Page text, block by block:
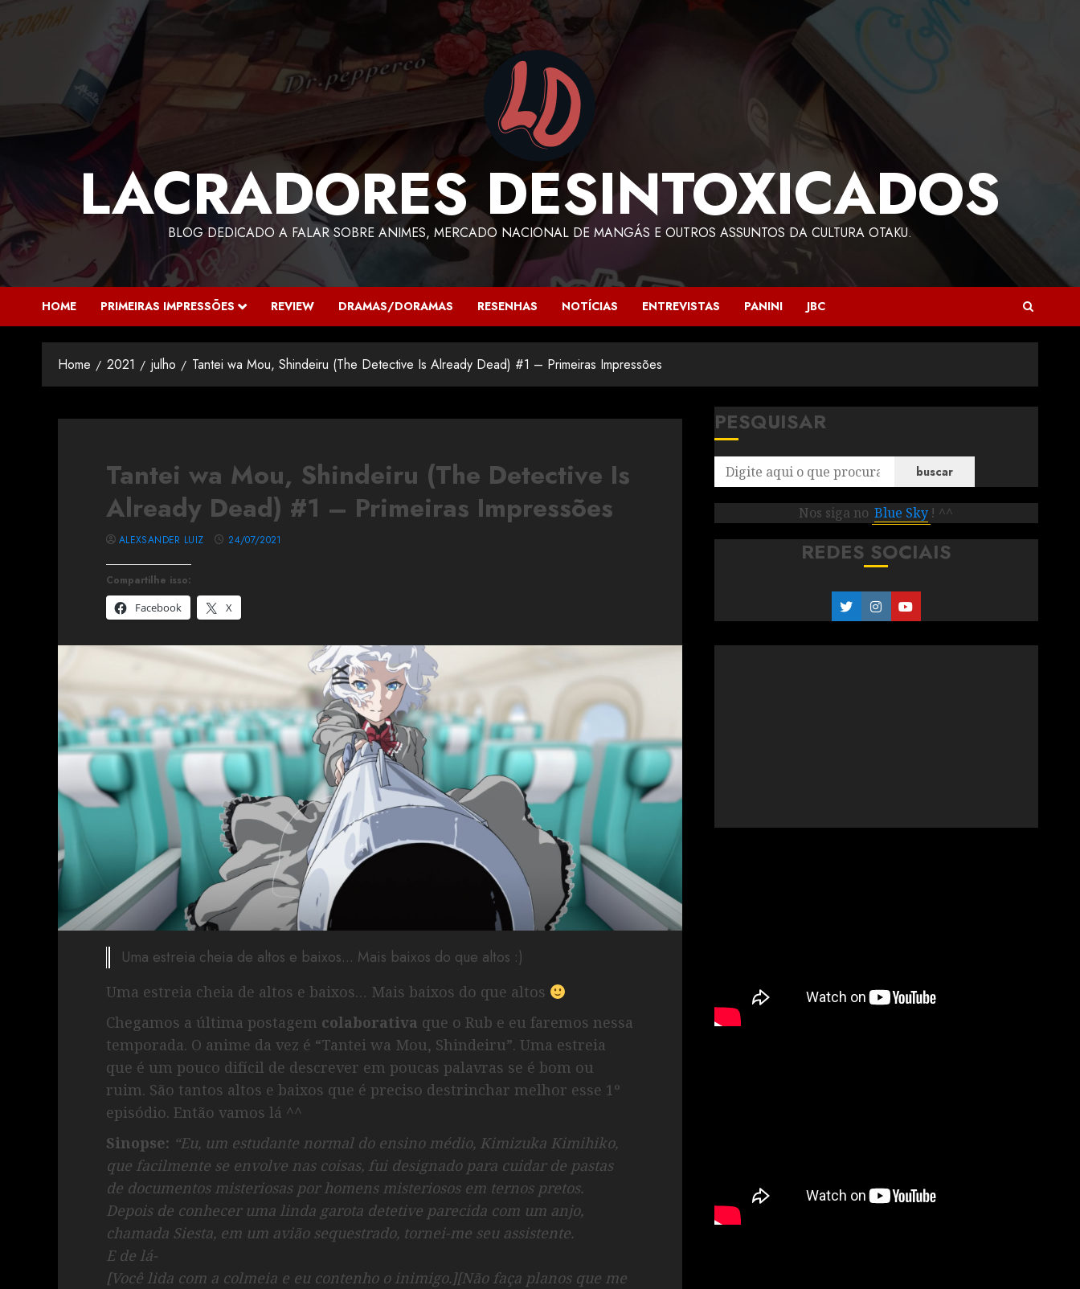
LACRADORES DESINTOXICADOS
BLOG DEDICADO A FALAR SOBRE ANIMES, MERCADO NACIONAL DE MANGÁS E OUTROS ASSUNTOS DA CULTURA OTAKU.
HOME PRIMEIRAS IMPRESSÕES REVIEW DRAMAS/DORAMAS RESENHAS NOTÍCIAS ENTREVISTAS PANINI JBC
Home 2021 julho Tantei wa Mou, Shindeiru (The Detective Is Already Dead) #1 – Primeiras Impressões
Tantei wa Mou, Shindeiru (The Detective Is
Already Dead) #1 – Primeiras Impressões
Compartilhe isso:
Facebook
X
ALEXSANDER LUIZ 24/07/2021
Uma estreia cheia de altos e baixos... Mais baixos do que altos :)
Uma estreia cheia de altos e baixos… Mais baixos do que altos
Chegamos a última postagem colaborativa que o Rub e eu faremos nessa
temporada. O anime da vez é “Tantei wa Mou, Shindeiru”. Uma estreia
que é um pouco difícil de descrever em poucas palavras se é bom ou
ruim. São tantos altos e baixos que é preciso destrinchar melhor esse 1º
episódio. Então vamos lá ^^
Sinopse: “Eu, um estudante normal do ensino médio, Kimizuka Kimihiko,
que facilmente se envolve nas coisas, fui designado para cuidar de pastas
de documentos misteriosas por homens misteriosos em ternos pretos.
Depois de conhecer uma linda garota detetive parecida com um anjo,
chamada Siesta, em um avião sequestrado, tornei-me seu assistente.
E de lá-
[Você lida com a colmeia e eu contenho o inimigo.][Não faça planos que me
PESQUISAR
buscar
Nos siga no Blue Sky ! ^^
REDES SOCIAIS